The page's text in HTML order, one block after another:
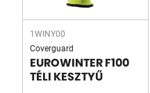
1WINY00
Coverguard
EUROWINTER F100
TÉLI KESZTYŰ